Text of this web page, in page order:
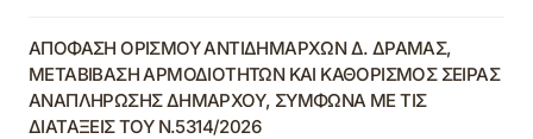
ΑΠΟΦΑΣΗ ΟΡΙΣΜΟΥ ΑΝΤΙΔΗΜΑΡΧΩΝ Δ. ΔΡΑΜΑΣ,
ΜΕΤΑΒΙΒΑΣΗ ΑΡΜΟΔΙΟΤΗΤΩΝ ΚΑΙ ΚΑΘΟΡΙΣΜΟΣ ΣΕΙΡΑΣ
ΑΝΑΠΛΗΡΩΣΗΣ ΔΗΜΑΡΧΟΥ, ΣΥΜΦΩΝΑ ΜΕ ΤΙΣ
ΔΙΑΤΑΞΕΙΣ ΤΟΥ Ν.5314/2026